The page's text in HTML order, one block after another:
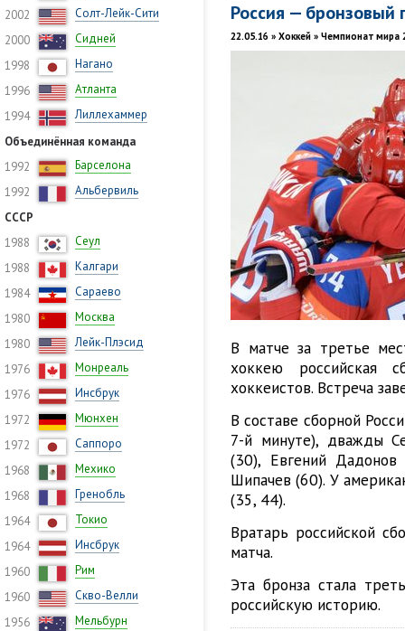
2002
Солт-Лейк-Сити
2000
Сидней
1998
Нагано
1996
Атланта
1994
Лиллехаммер
Объединённая команда
1992
Барселона
1992
Альбервиль
СССР
1988
Сеул
1988
Калгари
1984
Сараево
1980
Москва
1980
Лейк-Плэсид
1976
Монреаль
1976
Инсбрук
1972
Мюнхен
1972
Саппоро
1968
Мехико
1968
Гренобль
1964
Токио
1964
Инсбрук
1960
Рим
1960
Скво-Велли
1956
Мельбурн
Россия —
22.05.16 » Хоккей » Чемпионат мира
В матче за третье
хоккею российская
хоккеистов. Встреча
В составе сборной
7-й минуте), дважды
(30), Евгений
Шипачев (60). У
(35, 44).
Вратарь российской
матча.
Эта бронза стала
российскую историю.